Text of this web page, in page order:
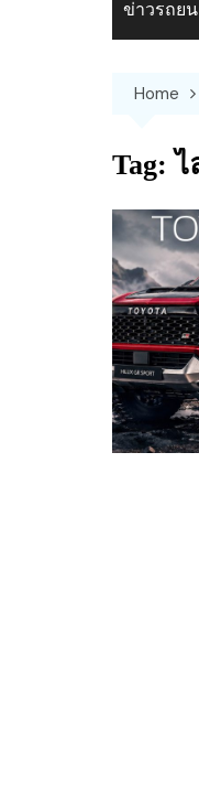
ข่าวรถย
Home
Tag: ไ